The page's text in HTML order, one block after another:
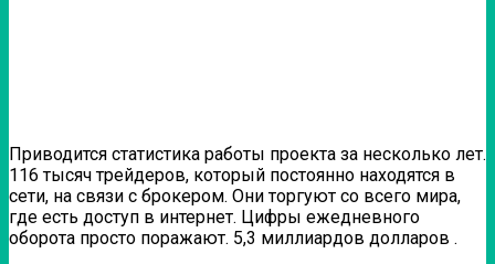
Приводится статистика работы проекта за несколько лет.
116 тысяч трейдеров, который постоянно находятся в
сети, на связи с брокером. Они торгуют со всего мира,
где есть доступ в интернет. Цифры ежедневного
оборота просто поражают. 5,3 миллиардов долларов .